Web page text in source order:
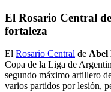
El Rosario Central
fortaleza
El Rosario Central de Abel
Copa de la Liga de
segundo máximo artillero
varios partidos por lesión,